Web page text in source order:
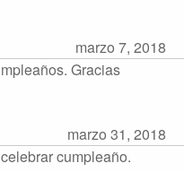
marzo 7, 2018
Gracias
marzo 31, 2018
cumpleaño.